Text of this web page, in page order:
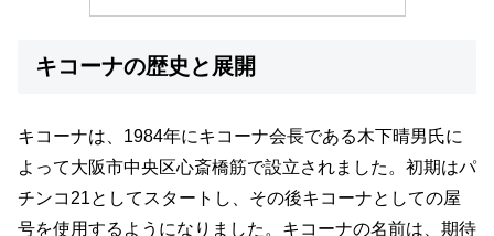
キコーナの歴史と展開
キコーナは、1984年にキコーナ会長である木下晴男氏に
よって大阪市中央区心斎橋筋で設立されました。初期はパ
チンコ21としてスタートし、その後キコーナとしての屋
号を使用するようになりました。キコーナの名前は、期待